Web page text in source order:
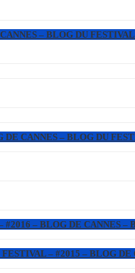
– BLOG DU
CANNES – BLOG DU
– BLOG DE CANNES –
– #2015 – BLOG DE